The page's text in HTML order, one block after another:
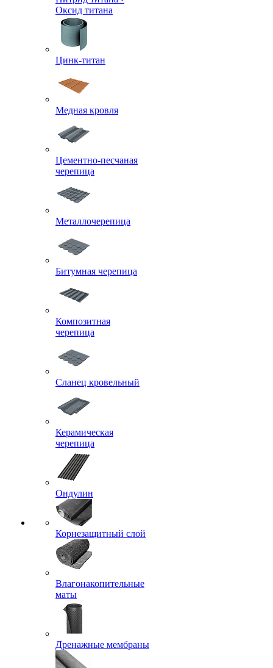
Оксид титана
Цинк-титан
Медная кровля
Цементно-песчаная
черепица
Металлочерепица
Битумная черепица
Композитная
черепица
Сланец кровельный
Керамическая
черепица
Ондулин
Корнезащитный слой
Влагонакопительные
маты
Дренажные мембраны